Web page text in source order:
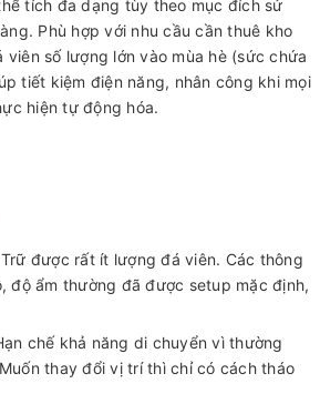
tích đa dạng tùy theo mục đích sử
Phù hợp với nhu cầu cần thuê kho
số lượng lớn vào mùa hè (sức chứa
tiết kiệm điện năng, nhân công khi mọi
hiện tự động hóa.
được rất ít lượng đá viên. Các thông
độ ẩm thường đã được setup mặc định,
chế khả năng di chuyển vì thường
thay đổi vị trí thì chỉ có cách tháo